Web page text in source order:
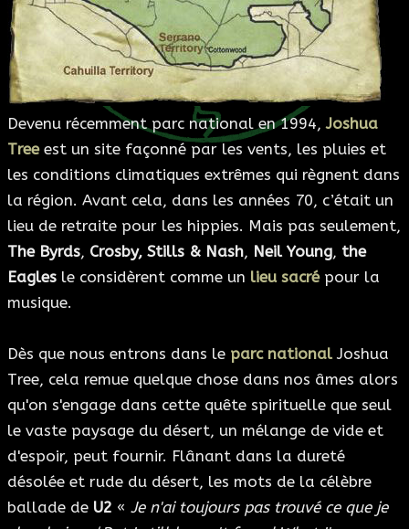
MAGIE ARABE
ESOTÉRISME
SECTES
BLOG
A PROPOS
Devenu récemment parc national en 1994,Joshua
Treeest un site façonné par les vents, les pluies et
les conditions climatiques extrêmes qui règnent dans
la région. Avant cela, dans les années 70, c’était un
lieu de retraite pour les hippies. Mais pas seulement,
The Byrds, Crosby, Stills & Nash, Neil Young, the
Eagles le considèrent comme un lieu sacrépour la
musique.
Dès que nous entrons dans le parc nationalJoshua
Tree, cela remue quelque chose dans nos âmes alors
qu'on s'engage dans cette quête spirituelle que seul
le vaste paysage du désert, un mélange de vide et
d'espoir, peut fournir. Flânant dans la dureté
désolée et rude du désert, les mots de la célèbre
ballade de U2 « Je n'ai toujours pas trouvé ce que je